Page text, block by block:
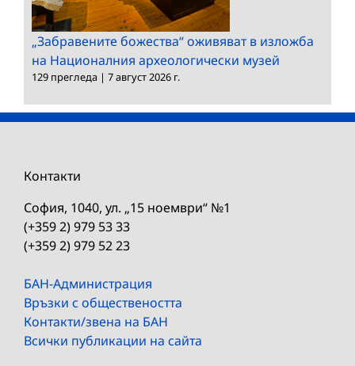
„Забравените божества“ оживяват в изложба
на Националния археологически музей
129 прегледа | 7 август 2026 г.
Контакти
София, 1040, ул. „15 ноември“ №1
(+359 2) 979 53 33
(+359 2) 979 52 23
БАН-Администрация
Връзки с обществеността
Контакти/звена на БАН
Всички публикации на сайта